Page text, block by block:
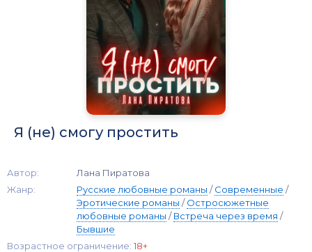
Я (не) смогу простить
Автор:
Лана Пиратова
Жанр:
Русские любовные романы /Современные /
Эротические романы /Остросюжетные
любовные романы /Встреча через время /
Бывшие
Возрастное ограничение: 18+